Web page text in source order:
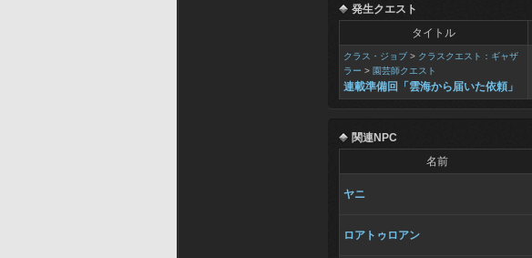
発生クエスト
タイトル
クラス・ジョブ > クラスクエスト：ギャザ
ラー > 園芸師クエスト
連載準備回「雲海から届いた依頼」
関連NPC
名前
ヤニ
ロアトゥロアン